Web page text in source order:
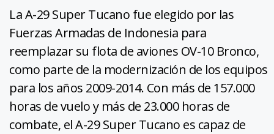
La A-29 Super Tucano fue elegido por las
Fuerzas Armadas de Indonesia para
reemplazar su flota de aviones OV-10 Bronco,
como parte de la modernización de los equipos
para los años 2009-2014. Con más de 157.000
horas de vuelo y más de 23.000 horas de
combate, el A-29 Super Tucano es capaz de